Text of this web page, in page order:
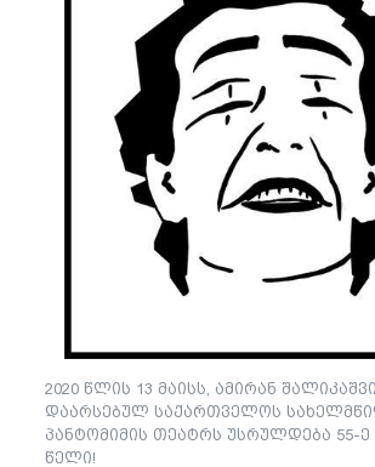
2020 წლის 13 მაისს, ამირან
დაარსებულ საქართველოს
პანტომიმის თეატრს უსრულდება 55-
წელი!